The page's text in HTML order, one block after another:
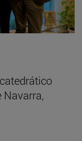
Navarra,